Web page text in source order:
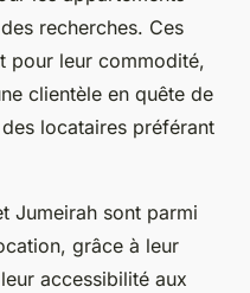
recherches. Ces
pour leur commodité,
clientèle en quête de
locataires préférant
Jumeirah sont parmi
grâce à leur
accessibilité aux